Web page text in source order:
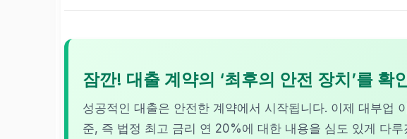
잠깐! 대출 계약의 ‘최후의 안전 장치’를 확
성공적인 대출은 안전한 계약에서 시작됩니다. 이제 대부업
준, 즉 법정 최고 금리 연 20%에 대한 내용을 심도 있게 다루